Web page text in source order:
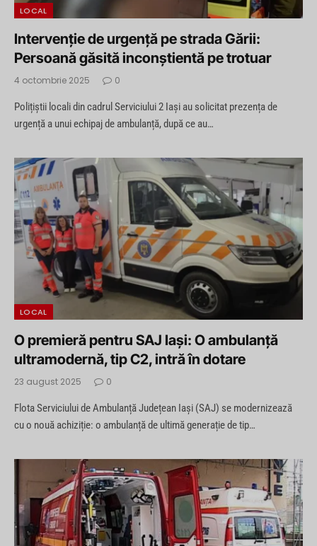
LOCAL
Intervenție de urgență pe strada Gării:
Persoană găsită inconștientă pe trotuar
4 octombrie 2025 0
Polițiștii locali din cadrul Serviciului 2 Iași au solicitat prezența de
urgență a unui echipaj de ambulanță, după ce au…
LOCAL
O premieră pentru SAJ Iași: O ambulanță
ultramodernă, tip C2, intră în dotare
23 august 2025 0
Flota Serviciului de Ambulanță Județean Iași (SAJ) se modernizează
cu o nouă achiziție: o ambulanță de ultimă generație de tip…